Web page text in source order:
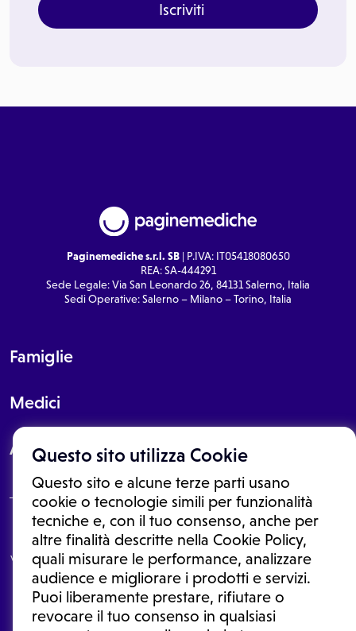
Questo sito utilizza Cookie
Questo sito e alcune terze parti usano
cookie o tecnologie simili per funzionalità
tecniche e, con il tuo consenso, anche per
altre finalità descritte nella Cookie Policy,
quali misurare le performance, analizzare
audience e migliorare i prodotti e servizi.
Puoi liberamente prestare, rifiutare o
revocare il tuo consenso in qualsiasi
Iscriviti
Paginemediche s.r.l. SB| P.IVA: IT05418080650
REA: SA-444291
Sede Legale: Via San Leonardo 26, 84131 Salerno, Italia
Sedi Operative: Salerno – Milano – Torino, Italia
Famiglie
Medici
About
Le informazioni proposte in questo sito non sono un consulto medico.
In nessun caso, queste informazioni sostituiscono un consulto, una
visita o una diagnosi formulata dal medico. Non si devono considerare
le informazioni disponibili come suggerimenti per la formulazione di
una diagnosi, la determinazione di un trattamento o l'assunzione o
sospensione di un farmaco senza prima consultare un medico di
medicina generale o uno specialista.